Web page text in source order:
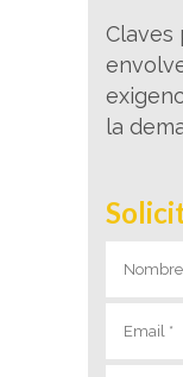
Claves
la